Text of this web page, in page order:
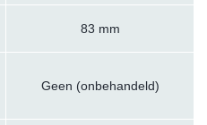
83 mm
Geen (onbehandeld)